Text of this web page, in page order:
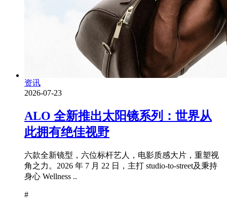
资讯
2026-07-23
ALO 全新推出太阳镜系列：世界从
此拥有绝佳视野
六款全新镜型，六位标杆艺人，电影质感大片，重塑视
角之力。2026 年 7 月 22 日，主打 studio-to-street及秉持
身心 Wellness ..
#